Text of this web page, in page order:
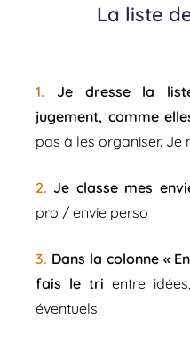
La liste
1. Je dresse la
jugement, comme
pas à les organiser. Je
2. Je classe mes
pro / envie perso
3. Dans la colonne «
fais le tri entre
éventuels